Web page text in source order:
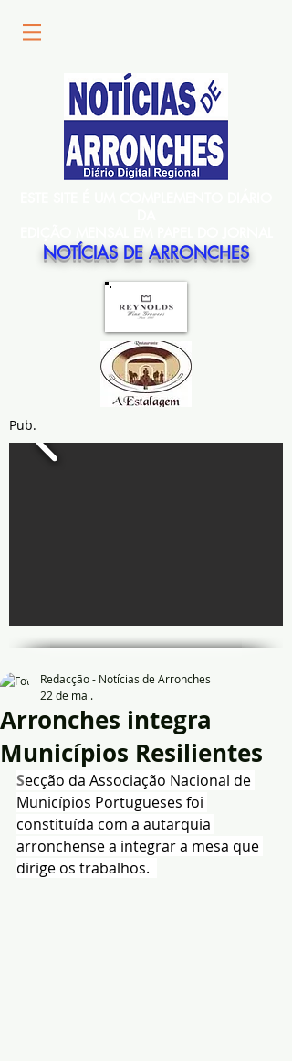
NOTÍCIAS DE ARRONCHES
Pub.
Arronches integra
Municípios Resilientes
Redacção - Notícias de Arronches
22 de mai.
Secção da Associação Nacional de
Municípios Portugueses foi
constituída com a autarquia
arronchense a integrar a mesa que
dirige os trabalhos.